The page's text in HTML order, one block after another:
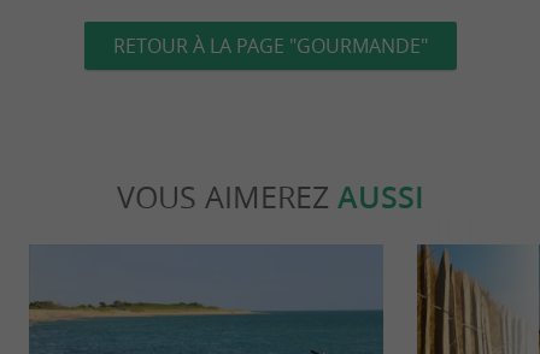
RETOUR À LA PAGE "GOURMANDE"
VOUS AIMEREZ AUSSI